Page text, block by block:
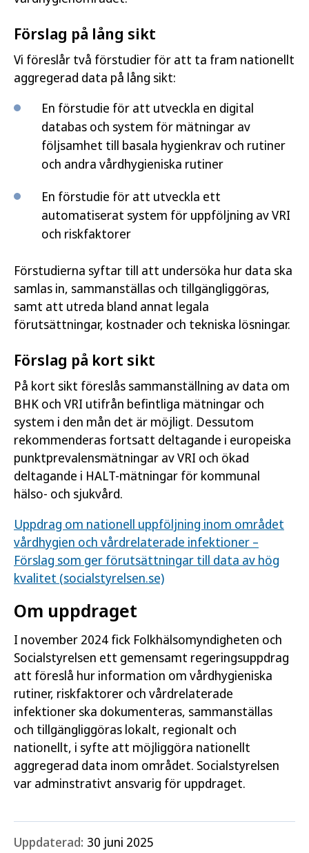
Förslag på lång sikt
Vi föreslår två förstudier för att ta fram nationellt
aggregerad data på lång sikt:
En förstudie för att utveckla en digital
databas och system för mätningar av
följsamhet till basala hygienkrav och rutiner
och andra vårdhygieniska rutiner
En förstudie för att utveckla ett
automatiserat system för uppföljning av VRI
och riskfaktorer
Förstudierna syftar till att undersöka hur data ska
samlas in, sammanställas och tillgängliggöras,
samt att utreda bland annat legala
förutsättningar, kostnader och tekniska lösningar.
Förslag på kort sikt
På kort sikt föreslås sammanställning av data om
BHK och VRI utifrån befintliga mätningar och
system i den mån det är möjligt. Dessutom
rekommenderas fortsatt deltagande i europeiska
punktprevalensmätningar av VRI och ökad
deltagande i HALT-mätningar för kommunal
hälso- och sjukvård.
Uppdrag om nationell uppföljning inom området
vårdhygien och vårdrelaterade infektioner –
Förslag som ger förutsättningar till data av hög
kvalitet (socialstyrelsen.se)
Om uppdraget
I november 2024 fick Folkhälsomyndigheten och
Socialstyrelsen ett gemensamt regeringsuppdrag
att föreslå hur information om vårdhygieniska
rutiner, riskfaktorer och vårdrelaterade
infektioner ska dokumenteras, sammanställas
och tillgängliggöras lokalt, regionalt och
nationellt, i syfte att möjliggöra nationellt
aggregerad data inom området. Socialstyrelsen
var adminstrativt ansvarig för uppdraget.
Uppdaterad: 30 juni 2025